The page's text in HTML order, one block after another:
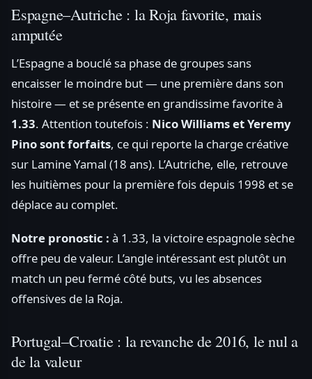
Espagne–Autriche : la Roja favorite, mais
amputée
L’Espagne a bouclé sa phase de groupes sans
encaisser le moindre but — une première dans son
histoire — et se présente en grandissime favorite à
1.33. Attention toutefois : Nico Williams et Yeremy
Pino sont forfaits, ce qui reporte la charge créative
sur Lamine Yamal (18 ans). L’Autriche, elle, retrouve
les huitièmes pour la première fois depuis 1998 et se
déplace au complet.
Notre pronostic : à 1.33, la victoire espagnole sèche
offre peu de valeur. L’angle intéressant est plutôt un
match un peu fermé côté buts, vu les absences
offensives de la Roja.
Portugal–Croatie : la revanche de 2016, le nul a
de la valeur